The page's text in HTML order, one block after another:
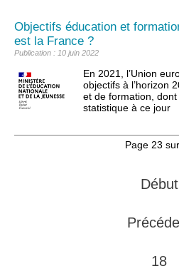
Objectifs éducation et
est la France ?
Publication : 10 juin 2022
En 2021, l’Union
objectifs à l’horizon
et de formation, dont
statistique à ce jour
Page 23
Début
18